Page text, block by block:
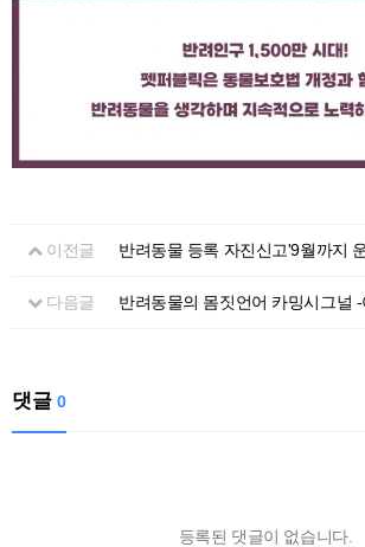
이전글
반려동물 등록 자진신고'9월까지
다음글
반려동물의 몸짓언어 카밍시그널
댓글 0
등록된 댓글이 없습니다.